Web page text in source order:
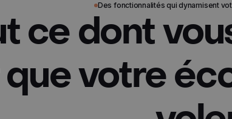
Des fonctionnalités qui dynamisent
ce dont
votre